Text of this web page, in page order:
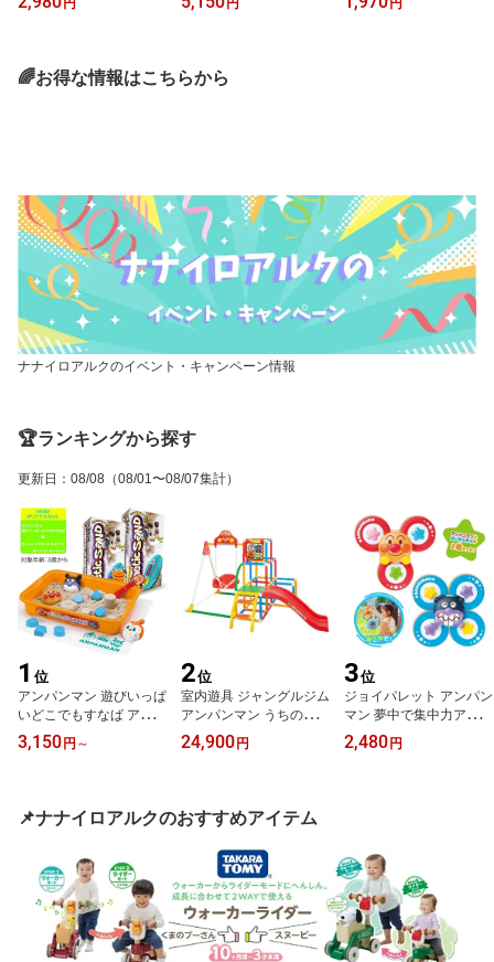
ト 離乳食 誕生日 プレゼ
ら スヌーピー 食事セッ
プレゼント
用 食器 離乳食 プレート
🌈お得な情報はこちらから
ナナイロアルクのイベント・キャンペーン情報
🏆ランキングから探す
更新日 ： 08/08 （08/01〜08/07集計）
1 位
アンパンマン 遊びいっぱ
いどこでもすなば アガツ
マ ピノチオ おもちゃ 砂
場 砂場セット 室内 蓋付
ゼント 孫 知育 知育玩具
保育園 幼稚園 幼児 梅雨
梅雨
3,150 円 ～
2位
室内遊具 ジャングルジム
アンパンマン うちの子天
才 ブランコパークDX 2
歳 3歳 4歳 5歳 子供 キッ
ャングルジム 鉄棒 運動
遊具 屋内 大型 家庭用 幼
児 おうち遊び 全身運動
知育玩具 誕生日 クリス
マス プレゼント 雨の日
対応
24,900 円
3位
ジョイパレット アンパン
マン 夢中で集中力アップ
どこでもぺたクル 育脳ス
ピナーセット 1歳 1歳半
2,480 円
📌ナナイロアルクのおすすめアイテム